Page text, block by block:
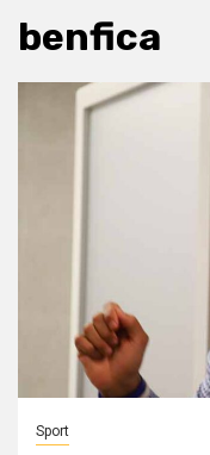
benfica
Sport